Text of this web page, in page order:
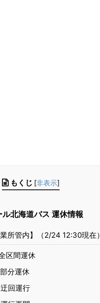
もくじ [非表示]
北海道バス 運休情報
所管内】（2/24 12:30現在）
区間運休
部分運休
迂回運行